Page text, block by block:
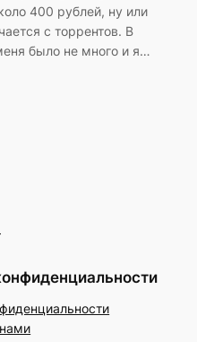
400 рублей, ну или
с торрентов. В
было не много и я…